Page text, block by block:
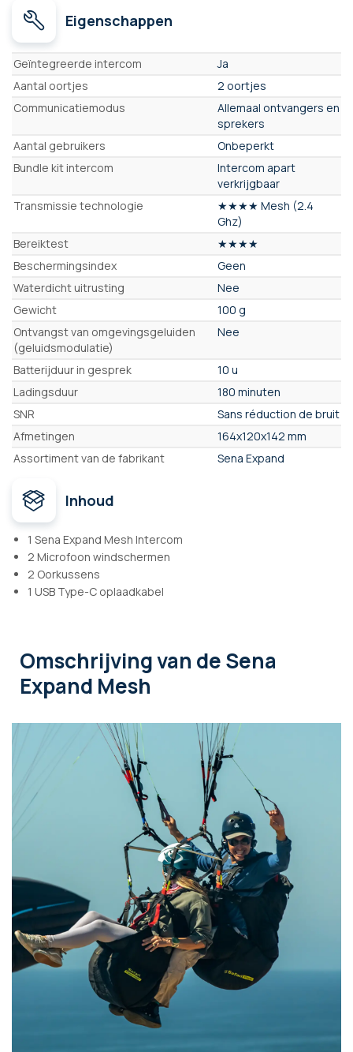
Eigenschappen
Eigenschappen
Geïntegreerde intercom
Ja
Aantal oortjes
2 oortjes
Communicatiemodus
Allemaal ontvangers en
sprekers
Aantal gebruikers
Onbeperkt
Bundle kit intercom
Intercom apart
verkrijgbaar
Transmissie technologie
★★★★ Mesh (2.4
Ghz)
Bereiktest
★★★★
Beschermingsindex
Geen
Waterdicht uitrusting
Nee
Gewicht
100 g
Ontvangst van omgevingsgeluiden
(geluidsmodulatie)
Nee
Batterijduur in gesprek
10 u
Ladingsduur
180 minuten
SNR
Sans réduction de bruit
Afmetingen
164x120x142 mm
Assortiment van de fabrikant
Sena Expand
Inhoud
1 Sena Expand Mesh Intercom
2 Microfoon windschermen
2 Oorkussens
1 USB Type-C oplaadkabel
Omschrijvingvan de Sena
Expand Mesh